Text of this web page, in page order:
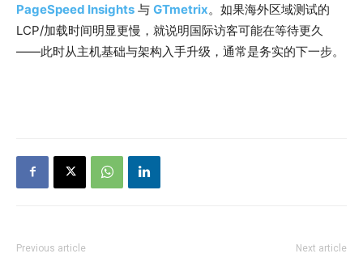
PageSpeed Insights 与 GTmetrix。如果海外区域测试的
LCP/加载时间明显更慢，就说明国际访客可能在等待更久
——此时从主机基础与架构入手升级，通常是务实的下一步。
Previous article Next article